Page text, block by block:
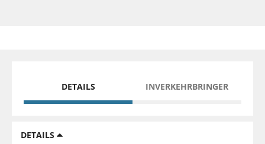
DETAILS INVERKEHRBRINGER
DETAILS